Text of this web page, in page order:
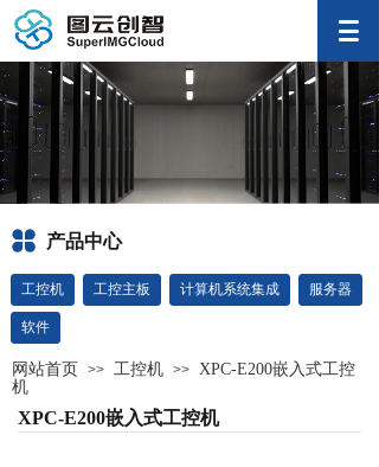
产品中心
工控机 工控主板 计算机系统集成 服务器
软件
网站首页 >> 工控机 >> XPC-E200嵌入式工控
机
XPC-E200嵌入式工控机